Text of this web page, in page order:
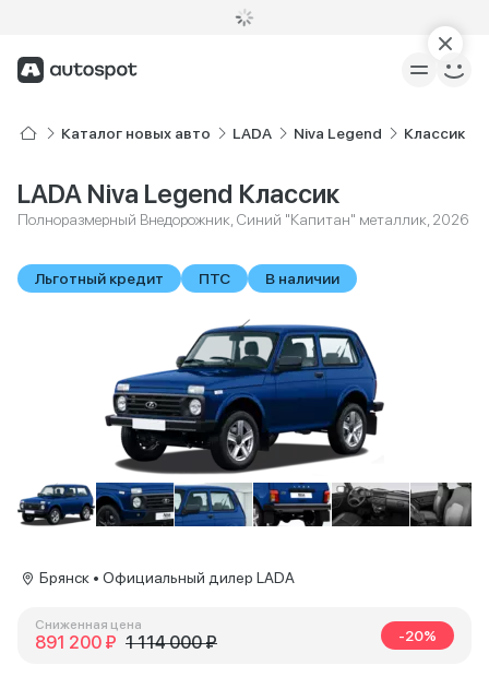
Каталог новых авто LADA Niva Legend Классик
LADA Niva Legend Классик
Полноразмерный Внедорожник, Синий "Капитан" металлик, 2026
Льготный кредит ПТС В наличии
Брянск • Официальный дилер LADA
Сниженная цена
891 200 ₽ 1 114 000 ₽ -20%